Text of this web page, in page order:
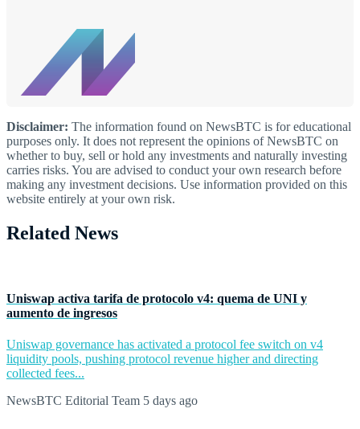
Disclaimer: The information found on NewsBTC is for educational
purposes only. It does not represent the opinions of NewsBTC on
whether to buy, sell or hold any investments and naturally investing
carries risks. You are advised to conduct your own research before
making any investment decisions. Use information provided on this
website entirely at your own risk.
Related News
Uniswap activa tarifa de protocolo v4: quema de UNI y
aumento de ingresos
Uniswap governance has activated a protocol fee switch on v4
liquidity pools, pushing protocol revenue higher and directing
collected fees...
NewsBTC Editorial Team 5 days ago